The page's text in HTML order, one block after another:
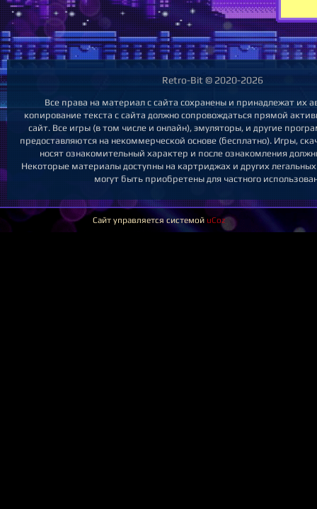
Retro-Bit © 2020-2026
Все права на материал с сайта сохранены и принадлежат их
копирование текста с сайта должно сопровождаться прямой
сайт. Все игры (в том числе и онлайн), эмуляторы, и другие
предоставляются на некоммерческой основе (бесплатно). Игры,
носят ознакомительный характер и после ознакомления
Некоторые материалы доступны на картриджах и других
могут быть приобретены для частного
Сайт управляется системой uCoz